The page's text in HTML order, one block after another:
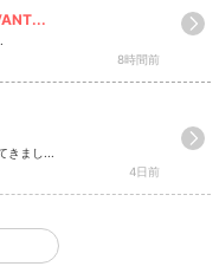
ろしくお願い致しま
、検温、換気、閉店後
施しておりま
ストを揃えて皆さまの
業績給②ホールスタッ
ア）時給1000円〜
給③ドライバー（給
ディ、ホールスタッ
気軽にお越しくださ
給※詳しくはDM下さ
店舗#高級#キャバク
ャスト#ボーイ#ヘア
いいたします！・旧
上げます。本年もど
す🙇‍♂️・・ルダンは2日か
営業致します✨・本年
ので皆様よろしくお
日も多数のキャストを
しております✨・☆求
）3000円〜+業績給
バイト・正社員（ア）
給20万〜+能力給③ド
・☆フロアレディ、
未経験問わず気軽に
8時間前
きまし...
4日前